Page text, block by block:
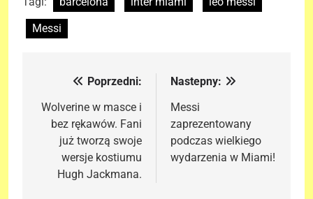
Messi
Nawigacja
wpisu
Poprzedni:
Wolverine w masce i
bez rękawów. Fani
już tworzą swoje
wersje kostiumu
Hugh Jackmana.
Nastepny:
Messi
zaprezentowany
podczas wielkiego
wydarzenia w Miami!